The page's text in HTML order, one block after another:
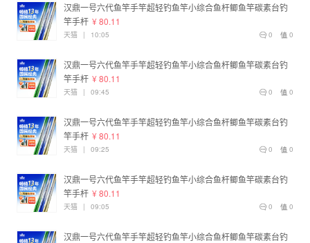
汉鼎一号六代鱼竿手竿超轻钓鱼竿小综合鱼杆鲫鱼竿碳素台钓
竿手杆 ¥ 80.11
0
0
天猫 | 10:05
汉鼎一号六代鱼竿手竿超轻钓鱼竿小综合鱼杆鲫鱼竿碳素台钓
竿手杆 ¥ 80.11
0
0
天猫 | 09:45
汉鼎一号六代鱼竿手竿超轻钓鱼竿小综合鱼杆鲫鱼竿碳素台钓
竿手杆 ¥ 80.11
0
0
天猫 | 09:25
汉鼎一号六代鱼竿手竿超轻钓鱼竿小综合鱼杆鲫鱼竿碳素台钓
竿手杆 ¥ 80.11
0
0
天猫 | 09:05
汉鼎一号六代鱼竿手竿超轻钓鱼竿小综合鱼杆鲫鱼竿碳素台钓